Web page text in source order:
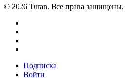
© 2026 Turan. Все права защищены.
Подписка
Войти